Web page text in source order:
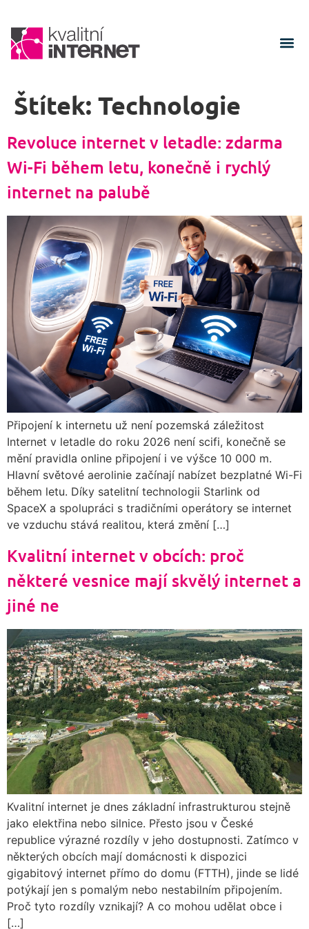
Štítek: Technologie
Revoluce internet v letadle: zdarma
Wi-Fi během letu, konečně i rychlý
internet na palubě
Připojení k internetu už není pozemská záležitost
Internet v letadle do roku 2026 není scifi, konečně se
mění pravidla online připojení i ve výšce 10 000 m.
Hlavní světové aerolinie začínají nabízet bezplatné Wi-Fi
během letu. Díky satelitní technologii Starlink od
SpaceX a spolupráci s tradičními operátory se internet
ve vzduchu stává realitou, která změní […]
Kvalitní internet v obcích: proč
některé vesnice mají skvělý internet a
jiné ne
Kvalitní internet je dnes základní infrastrukturou stejně
jako elektřina nebo silnice. Přesto jsou v České
republice výrazné rozdíly v jeho dostupnosti. Zatímco v
některých obcích mají domácnosti k dispozici
gigabitový internet přímo do domu (FTTH), jinde se lidé
potýkají jen s pomalým nebo nestabilním připojením.
Proč tyto rozdíly vznikají? A co mohou udělat obce i
[…]